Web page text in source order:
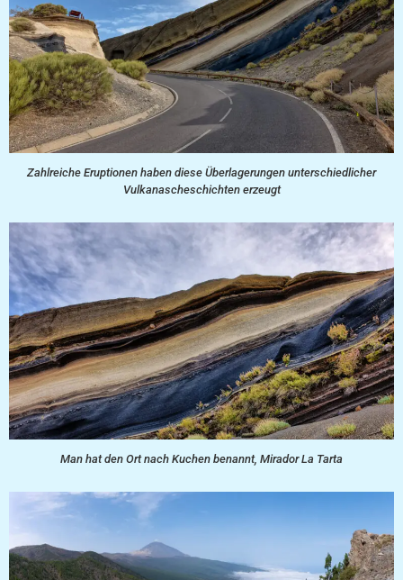
Zahlreiche Eruptionen haben diese Überlagerungen unterschiedlicher
Vulkanascheschichten erzeugt
Man hat den Ort nach Kuchen benannt, Mirador La Tarta